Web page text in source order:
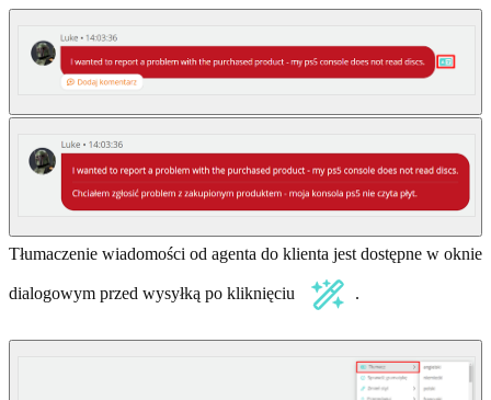
Tłumaczenie wiadomości od agenta do klienta jest dostępne w oknie
dialogowym przed wysyłką po kliknięciu .